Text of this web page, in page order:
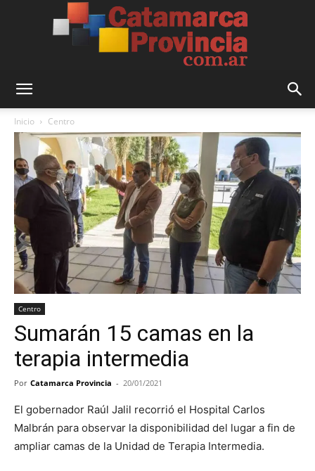
Provincia
Inicio Centro
Centro
Sumarán 15 camas en la
terapia intermedia
Por Catamarca Provincia - 20/01/2021
El gobernador Raúl Jalil recorrió el Hospital Carlos
Malbrán para observar la disponibilidad del lugar a fin de
ampliar camas de la Unidad de Terapia Intermedia.